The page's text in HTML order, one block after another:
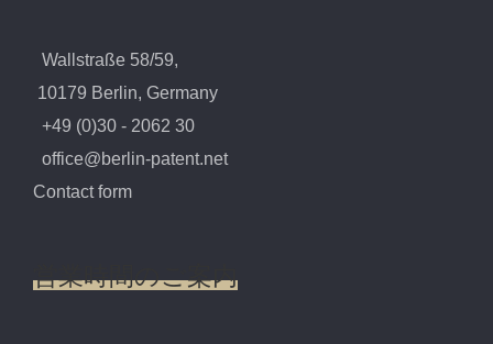
Wallstraße 58/59,
10179 Berlin, Germany
+49 (0)30 - 2062 30
office@berlin-patent.net
Contact form
営業時間のご案内